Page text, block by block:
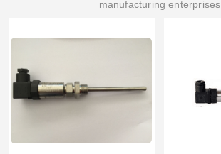
manufacturing enterprises